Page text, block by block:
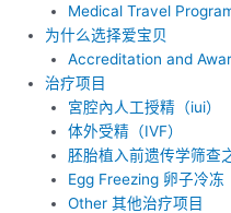
Medical Travel
为什么选择爱宝贝
Accreditation and
治疗项目
宮腔內人工授精（iui）
体外受精（IVF）
胚胎植入前遗传学筛查
Egg Freezing 卵子冷冻
Other 其他治疗项目